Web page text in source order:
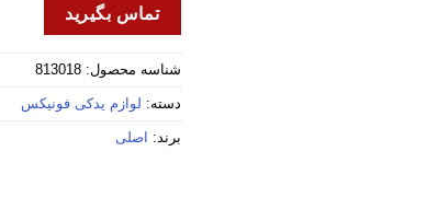
تماس بگیرید
شناسه محصول: 813018
دسته: لوازم یدکی فونیکس
برند: اصلی